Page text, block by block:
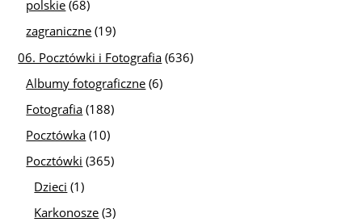
polskie (68)
zagraniczne (19)
06. Pocztówki i Fotografia (636)
Albumy fotograficzne (6)
Fotografia (188)
Pocztówka (10)
Pocztówki (365)
Dzieci (1)
Karkonosze (3)